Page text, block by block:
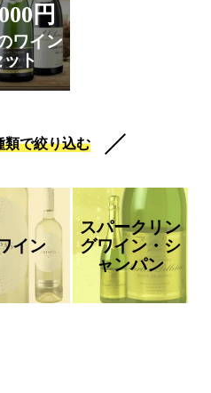
円
ワイン
ット
類で絞り込む
イン
スパークリン
グワイン・シ
ャンパン